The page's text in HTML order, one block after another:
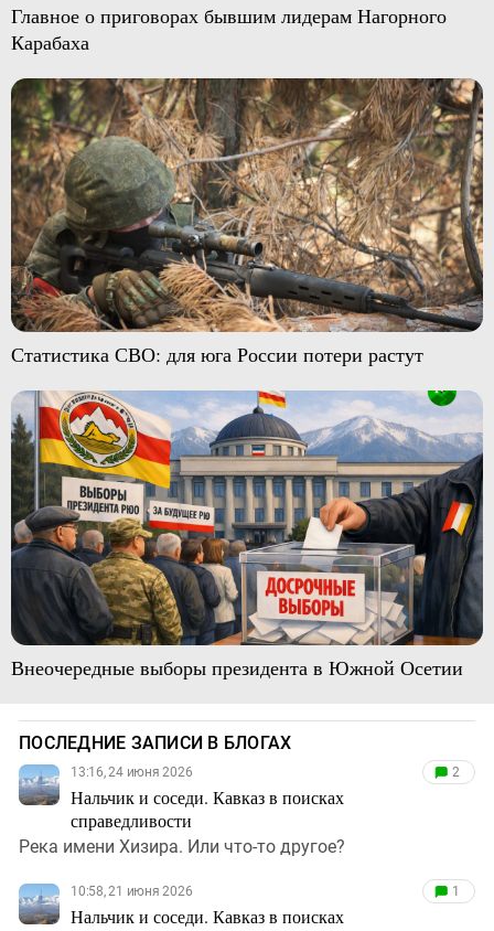
Главное о приговорах бывшим лидерам Нагорного
Карабаха
Статистика СВО: для юга России потери растут
Внеочередные выборы президента в Южной Осетии
ПОСЛЕДНИЕ ЗАПИСИ В БЛОГАХ
13:16, 24 июня 2026
Нальчик и соседи. Кавказ в поисках
справедливости
2
Река имени Хизира. Или что-то другое?
10:58, 21 июня 2026
Нальчик и соседи. Кавказ в поисках
1